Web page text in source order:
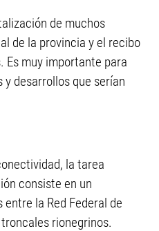
de muchos
de la provincia y el recibo
Es muy importante para
desarrollos que serían
la tarea
consiste en un
la Red Federal de
rionegrinos.